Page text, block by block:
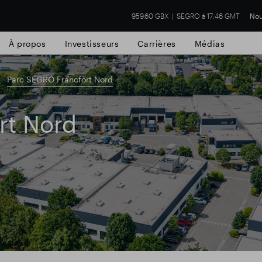
959.60 GBX SEGRO à 17:46 GMT
de Slough Résultats financiers
À propos Investisseurs Carrières Médias
Parc SEGRO Francfort Nord
Nord